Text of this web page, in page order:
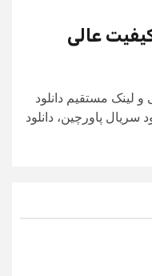
عالی
و لینک مستقیم دانلود
سریال پاورچین، دانلود